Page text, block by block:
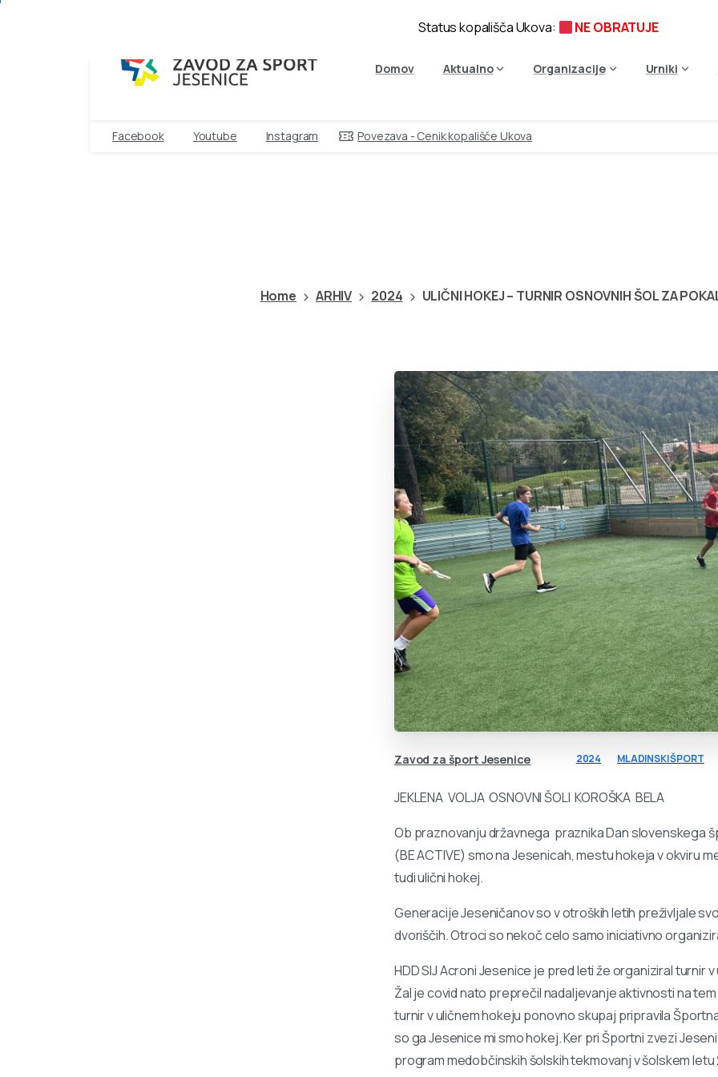
Domov Aktualno Organizacije Urniki
Facebook Youtube Instagram Povezava - Cenik kopališče Ukova
Home ARHIV 2024 ULIČNI HOKEJ – TURNIR OSNOVNIH ŠOL ZA
Zavod za šport Jesenice 2024 MLADINSKI ŠPORT
JEKLENA VOLJA OSNOVNI ŠOLI KOROŠKA BELA
Ob praznovanju državnega praznika Dan slovenskega
(BE ACTIVE) smo na Jesenicah, mestu hokeja v okviru
tudi ulični hokej.
Generacije Jeseničanov so v otroških letih preživljale
dvoriščih. Otroci so nekoč celo samo iniciativno
HDD SIJ Acroni Jesenice je pred leti že organiziral turnir
Žal je covid nato preprečil nadaljevanje aktivnosti na
turnir v uličnem hokeju ponovno skupaj pripravila
so ga Jesenice mi smo hokej. Ker pri Športni zvezi
program medobčinskih šolskih tekmovanj v šolskem
Status kopališča Ukova: NE OBRATUJE